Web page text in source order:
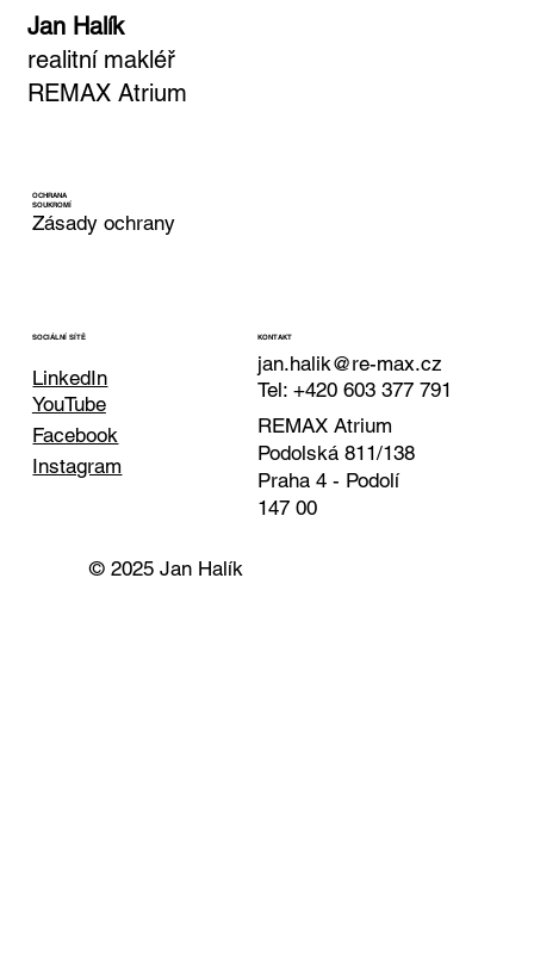
Jan Halík
realitní makléř
REMAX Atrium
OCHRANA
SOUKROMÍ
Zásady ochrany
SOCIÁLNÍ SÍTĚ
LinkedIn
Facebook
YouTube
Instagram
KONTAKT
jan.halik@re-max.cz
Tel: +420 603 377 791
REMAX Atrium
Podolská 811/138
Praha 4 - Podolí
147 00
© 2025 Jan Halík